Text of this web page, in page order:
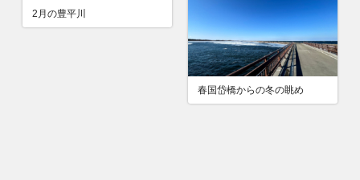
2月の豊平川
春国岱橋からの冬の眺め